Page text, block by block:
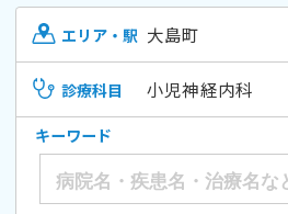
エリア・駅 大島町
診療科目 小児神経内科
キーワード